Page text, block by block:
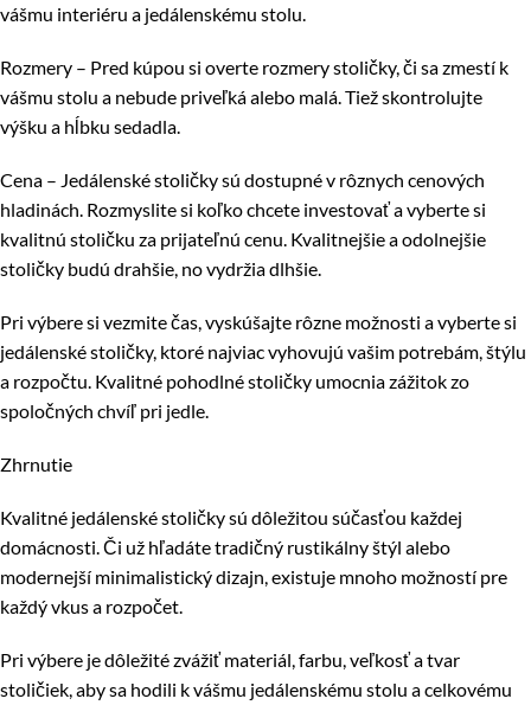
vášmu interiéru a jedálenskému stolu.
Rozmery – Pred kúpou si overte rozmery stoličky, či sa zmestí k
vášmu stolu a nebude priveľká alebo malá. Tiež skontrolujte
výšku a hĺbku sedadla.
Cena – Jedálenské stoličky sú dostupné v rôznych cenových
hladinách. Rozmyslite si koľko chcete investovať a vyberte si
kvalitnú stoličku za prijateľnú cenu. Kvalitnejšie a odolnejšie
stoličky budú drahšie, no vydržia dlhšie.
Pri výbere si vezmite čas, vyskúšajte rôzne možnosti a vyberte si
jedálenské stoličky, ktoré najviac vyhovujú vašim potrebám, štýlu
a rozpočtu. Kvalitné pohodlné stoličky umocnia zážitok zo
spoločných chvíľ pri jedle.
Zhrnutie
Kvalitné jedálenské stoličky sú dôležitou súčasťou každej
domácnosti. Či už hľadáte tradičný rustikálny štýl alebo
modernejší minimalistický dizajn, existuje mnoho možností pre
každý vkus a rozpočet.
Pri výbere je dôležité zvážiť materiál, farbu, veľkosť a tvar
stoličiek, aby sa hodili k vášmu jedálenskému stolu a celkovému